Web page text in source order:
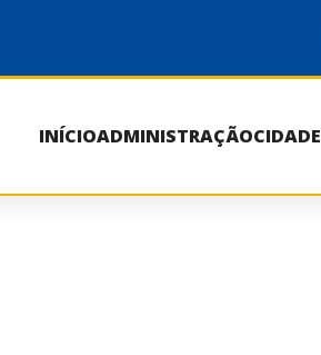
INÍCIOADMINISTRAÇÃOCIDADE